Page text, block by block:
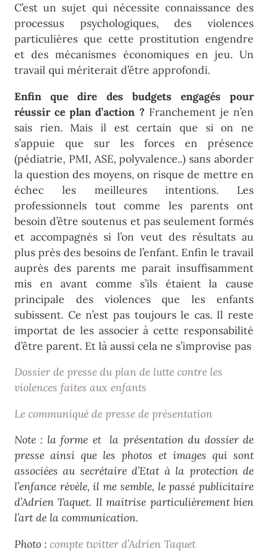
C’est un sujet qui nécessite connaissance des
processus psychologiques, des violences
particulières que cette prostitution engendre
et des mécanismes économiques en jeu. Un
travail qui mériterait d’être approfondi.
Enfin que dire des budgets engagés pour
réussir ce plan d’action ? Franchement je n’en
sais rien. Mais il est certain que si on ne
s’appuie que sur les forces en présence
(pédiatrie, PMI, ASE, polyvalence..) sans aborder
la question des moyens, on risque de mettre en
échec les meilleures intentions. Les
professionnels tout comme les parents ont
besoin d’être soutenus et pas seulement formés
et accompagnés si l’on veut des résultats au
plus près des besoins de l’enfant. Enfin le travail
auprès des parents me parait insuffisamment
mis en avant comme s’ils étaient la cause
principale des violences que les enfants
subissent. Ce n’est pas toujours le cas. Il reste
importat de les associer à cette responsabilité
d’être parent. Et là aussi cela ne s’improvise pas
Dossier de presse du plan de lutte contre les
violences faites aux enfants
Le communiqué de presse de présentation
Note : la forme et la présentation du dossier de
presse ainsi que les photos et images qui sont
associées au secrétaire d’Etat à la protection de
l’enfance révèle, il me semble, le passé publicitaire
d’Adrien Taquet. Il maitrise particulièrement bien
l’art de la communication.
Photo : compte twitter d’Adrien Taquet